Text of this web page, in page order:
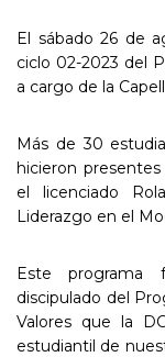
El sábado 26 de
ciclo 02-2023 del
a cargo de la
Más de 30
hicieron
el licenciado
Liderazgo en el
Este programa
discipulado del
Valores que la
estudiantil de